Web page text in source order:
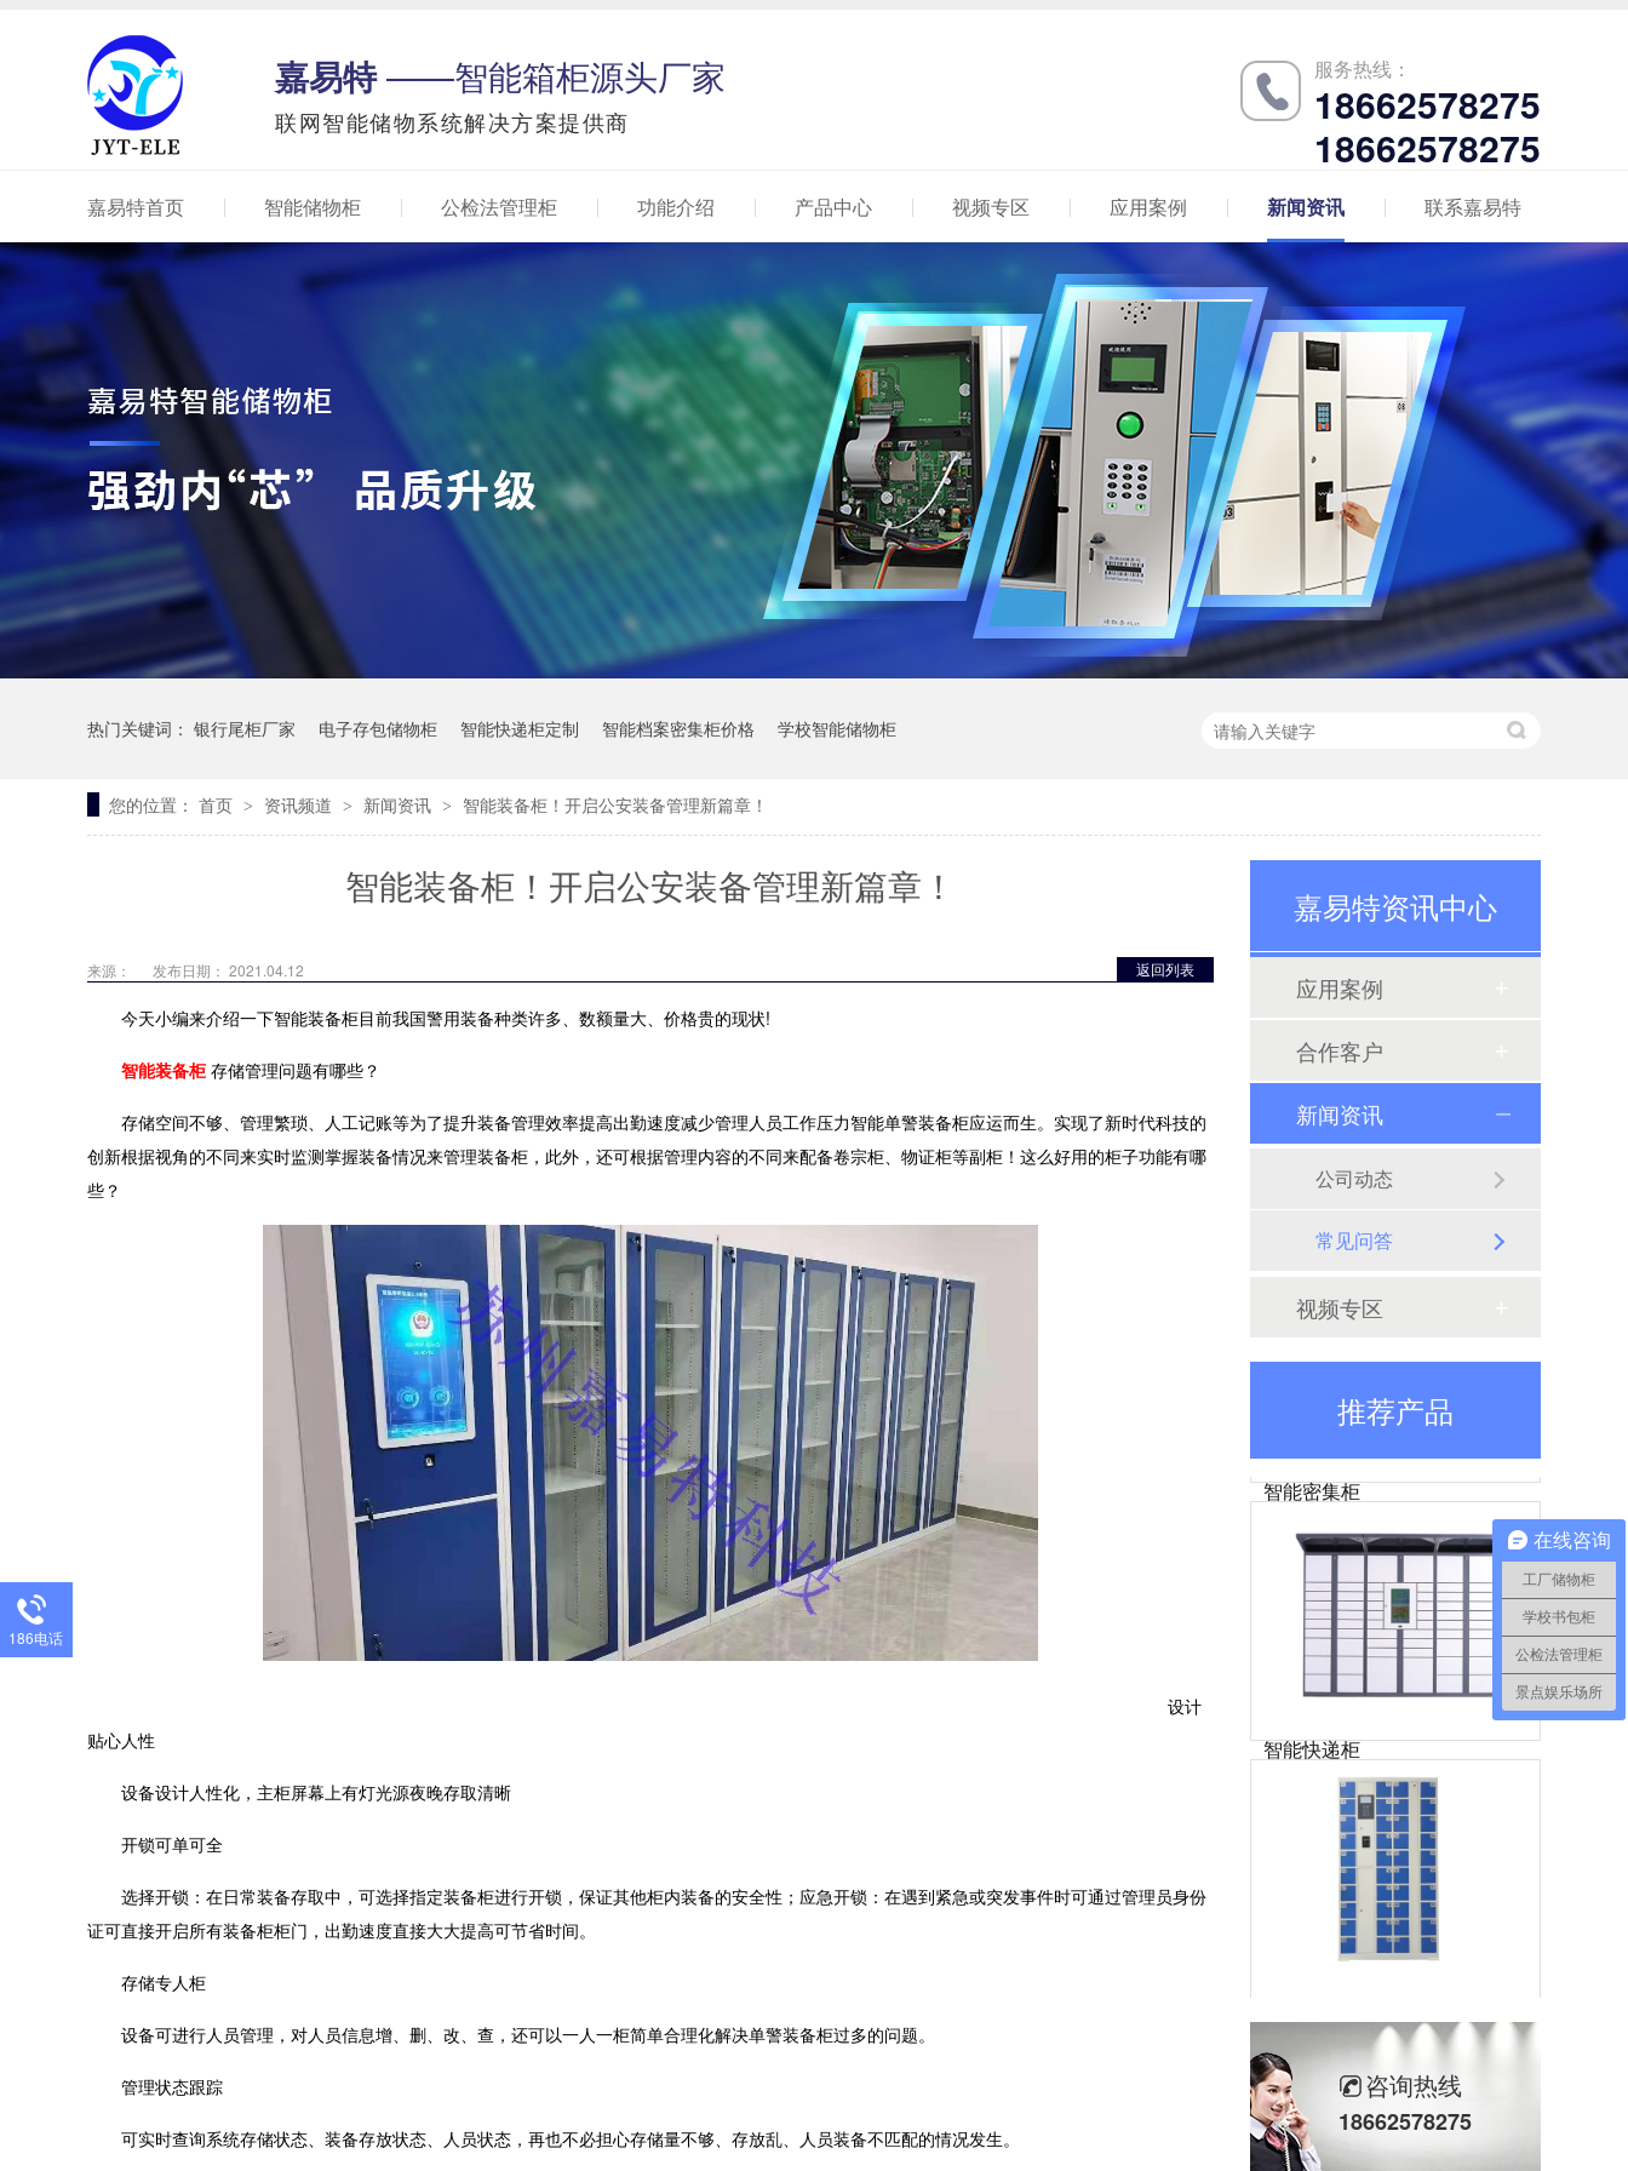
嘉易特——智能箱柜源头厂家
联网智能储物系统解决方案提供商
服务热线：
18662578275
18662578275
嘉易特首页 智能储物柜 公检法管理柜 功能介绍 产品中心 视频专区 应用案例 新闻资讯 联系嘉易特
热门关键词： 银行尾柜厂家 电子存包储物柜 智能快递柜定制 智能档案密集柜价格 学校智能储物柜
您的位置： 首页 > 资讯频道 > 新闻资讯 > 智能装备柜！开启公安装备管理新篇章！
智能装备柜！开启公安装备管理新篇章！
返回列表
来源： 发布日期： 2021.04.12
今天小编来介绍一下智能装备柜目前我国警用装备种类许多、数额量大、价格贵的现状!
智能装备柜 存储管理问题有哪些？
存储空间不够、管理繁琐、人工记账等为了提升装备管理效率提高出勤速度减少管理人员工作压力智能单警装备柜应运而生。实现了新时代科技的
创新根据视角的不同来实时监测掌握装备情况来管理装备柜，此外，还可根据管理内容的不同来配备卷宗柜、物证柜等副柜！这么好用的柜子功能有哪
些？
设计
贴心人性
设备设计人性化，主柜屏幕上有灯光源夜晚存取清晰
开锁可单可全
选择开锁：在日常装备存取中，可选择指定装备柜进行开锁，保证其他柜内装备的安全性；应急开锁：在遇到紧急或突发事件时可通过管理员身份
证可直接开启所有装备柜柜门，出勤速度直接大大提高可节省时间。
存储专人柜
设备可进行人员管理，对人员信息增、删、改、查，还可以一人一柜简单合理化解决单警装备柜过多的问题。
管理状态跟踪
可实时查询系统存储状态、装备存放状态、人员状态，再也不必担心存储量不够、存放乱、人员装备不匹配的情况发生。
嘉易特资讯中心
应用案例
合作客户
新闻资讯
公司动态
常见问答
视频专区
推荐产品
智能手机柜
智能储物柜又名电子储物柜，是装有电子控制器系统的储物柜。电子储物柜采用电子管理模式，安全系数比传统储物柜更高。功能有:刷卡、联网、微信扫码、人脸识别、指纹、红外条码、自编码、人脸支付、微信支付等系统可定制开发
智能密集柜
本产品由电动控制、驱动模块和机械传动三部分组成，并且有独立的运行环境。密集架列与列之间为有线通讯系统；密集架与主控系统之间为有线双向通讯系统。驱动模块包括：密集架单片机控制单元及显示装置。机械传动部分主要包括：动力系统、以及附加应急手动操作装置。
智能快递柜通过运用金属结构、工业触摸屏、扫描模块、网络连接、盲文金属键盘、电控锁和管理软件等技术，保证快件的安全投递和收取。可应用小区、商场、超市、企业单位、工厂、机场、地铁站、汽车站、旅游景点等场所。
智能手机柜又称手机管理柜（手机充电柜），通常用在工厂员工存放手机使用，内部可安装充电接口，方便、安全，手机开柜可通过人脸、指纹、刷卡、还可集中性联网管理，一人一柜，柜体也可定制化。
咨询热线
18662578275
186电话
在线咨询
工厂储物柜
学校书包柜
公检法管理柜
景点娱乐场所